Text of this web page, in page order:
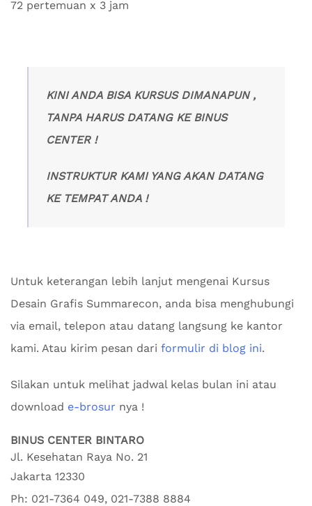
72 pertemuan x 3 jam
KINI ANDA BISA KURSUS DIMANAPUN ,
TANPA HARUS DATANG KE BINUS
CENTER !
INSTRUKTUR KAMI YANG AKAN DATANG
KE TEMPAT ANDA !
Untuk keterangan lebih lanjut mengenai Kursus
Desain Grafis Summarecon, anda bisa menghubungi
via email, telepon atau datang langsung ke kantor
kami. Atau kirim pesan dari formulir di blog ini.
Silakan untuk melihat jadwal kelas bulan ini atau
download e-brosur nya !
BINUS CENTER BINTARO
Jl. Kesehatan Raya No. 21
Jakarta 12330
Ph: 021-7364 049, 021-7388 8884